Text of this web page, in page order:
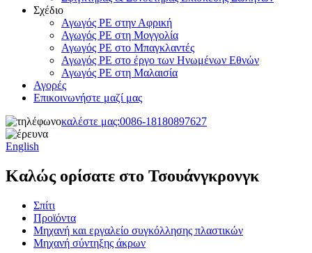
Σχέδιο
Αγωγός PE στην Αφρική
Αγωγός PE στη Μογγολία
Αγωγός PE στο Μπαγκλαντές
Αγωγός PE στο έργο των Ηνωμένων Εθνών
Αγωγός PE στη Μαλαισία
Αγορές
Επικοινωνήστε μαζί μας
καλέστε μας:0086-18180897627
English
Καλώς ορίσατε στο Τσουάνγκρονγκ
Σπίτι
Προϊόντα
Μηχανή και εργαλείο συγκόλλησης πλαστικών
Μηχανή σύντηξης άκρων